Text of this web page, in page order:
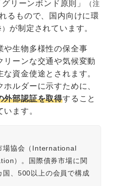
リーンボンド原則」
（注
るもので、国内向けに環
が制定されています。
や生物多様性の保全事
リーンな交通や気候変動
資金使途とされます。
ルダーに示すために、
外部認証を取得すること
ます。
協会（International
）。国際債券市場に関
国、500以上の会員で構成